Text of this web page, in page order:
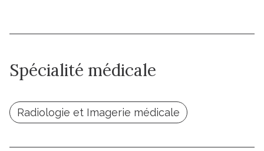
Spécialité médicale
Radiologie et Imagerie médicale